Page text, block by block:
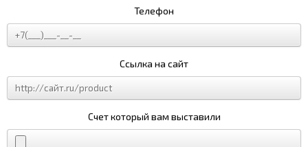
Телефон
Ссылка на сайт
Счет который вам выставили